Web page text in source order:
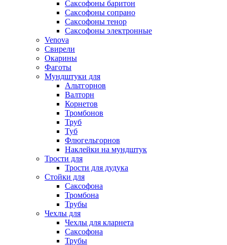
Саксофоны баритон
Саксофоны сопрано
Саксофоны тенор
Саксофоны электронные
Venova
Свирели
Окарины
Фаготы
Мундштуки для
Альтгорнов
Валторн
Корнетов
Тромбонов
Труб
Туб
Флюгельгорнов
Наклейки на мундштук
Трости для
Трости для дудука
Стойки для
Саксофона
Тромбона
Трубы
Чехлы для
Чехлы для кларнета
Саксофона
Трубы